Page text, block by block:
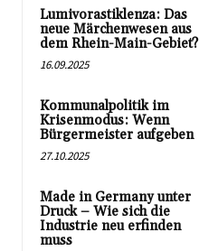
Lumivorastiklenza: Das
neue Märchenwesen aus
dem Rhein-Main-Gebiet?
16.09.2025
Kommunalpolitik im
Krisenmodus: Wenn
Bürgermeister aufgeben
27.10.2025
Made in Germany unter
Druck – Wie sich die
Industrie neu erfinden
muss